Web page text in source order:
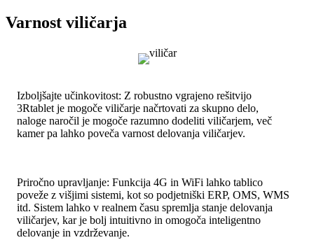
Varnost viličarja
Izboljšajte učinkovitost: Z robustno vgrajeno rešitvijo
3Rtablet je mogoče viličarje načrtovati za skupno delo,
naloge naročil je mogoče razumno dodeliti viličarjem, več
kamer pa lahko poveča varnost delovanja viličarjev.
Priročno upravljanje: Funkcija 4G in WiFi lahko tablico
poveže z višjimi sistemi, kot so podjetniški ERP, OMS, WMS
itd. Sistem lahko v realnem času spremlja stanje delovanja
viličarjev, kar je bolj intuitivno in omogoča inteligentno
delovanje in vzdrževanje.